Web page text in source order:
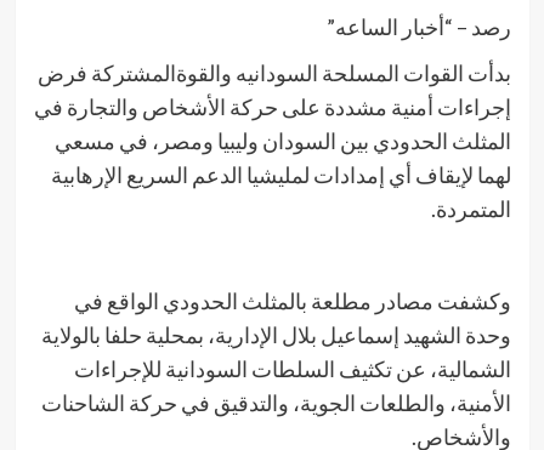
رصد – “أخبار الساعه”
بدأت القوات المسلحة السودانيه والقوةالمشتركة فرض
إجراءات أمنية مشددة على حركة الأشخاص والتجارة في
المثلث الحدودي بين السودان وليبيا ومصر، في مسعي
لهما لإيقاف أي إمدادات لمليشيا الدعم السريع الإرهابية
المتمردة.
وكشفت مصادر مطلعة بالمثلث الحدودي الواقع في
وحدة الشهيد إسماعيل بلال الإدارية، بمحلية حلفا بالولاية
الشمالية، عن تكثيف السلطات السودانية للإجراءات
الأمنية، والطلعات الجوية، والتدقيق في حركة الشاحنات
والأشخاص.